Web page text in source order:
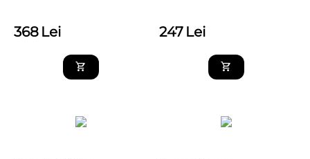
368 Lei 247 Lei